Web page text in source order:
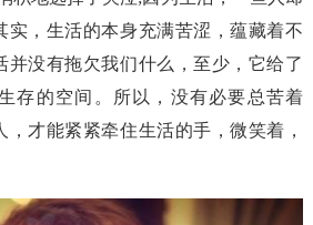
实，生活的本身充满苦涩，蕴藏着不
并没有拖欠我们什么，至少，它给了
存的空间。所以，没有必要总苦着
，才能紧紧牵住生活的手，微笑着，